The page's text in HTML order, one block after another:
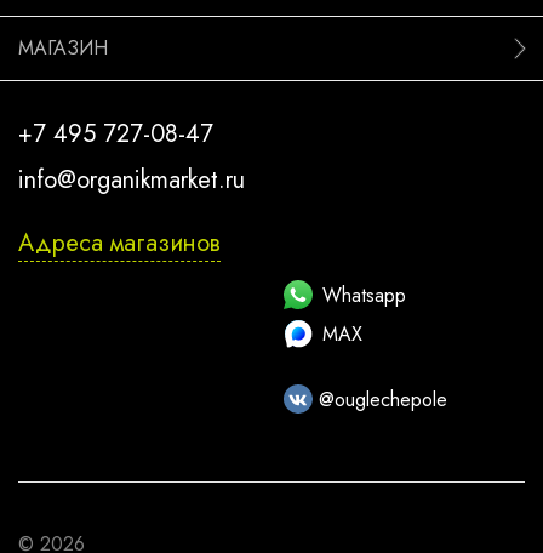
МАГАЗИН
+7 495 727-08-47
info@organikmarket.ru
Адреса магазинов
Whatsapp
MAX
@ouglechepole
© 2026